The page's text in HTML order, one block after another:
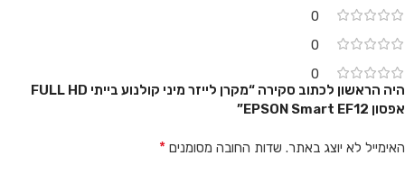
0
0
0
היה הראשון לכתוב סקירה “מקרן לייזר מיני קולנוע בייתי FULL HD
אפסון EPSON Smart EF12”
האימייל לא יוצג באתר. שדות החובה מסומנים *